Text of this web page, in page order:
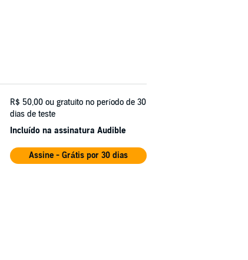
R$ 50,00 ou gratuito no período de 30
dias de teste
Incluído na assinatura Audible
Assine - Grátis por 30 dias